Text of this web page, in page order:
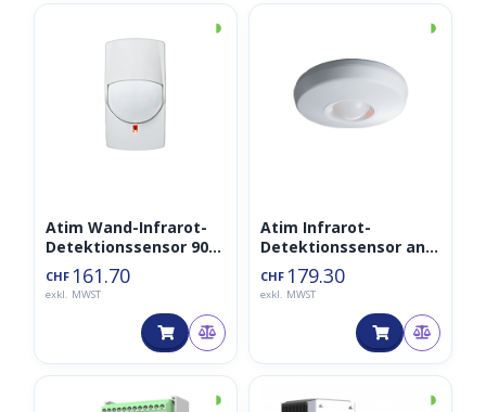
◑
Atim Wand-Infrarot-
Detektionssensor 90°
– ACW/PIR90-I
CHF 161.70
exkl. MWST
◑
Atim Infrarot-
Detektionssensor an
der Decke 360° –
ACW/PIR360-I
CHF 179.30
exkl. MWST
◑ ◑